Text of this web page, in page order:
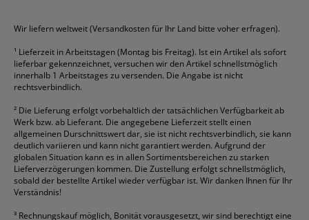
HP
alle Marken anzeigen
Wir liefern weltweit (Versandkosten für Ihr Land bitte voher erfragen).
¹ Lieferzeit in Arbeitstagen (Montag bis Freitag). Ist ein Artikel als sofort
lieferbar gekennzeichnet, versuchen wir den Artikel schnellstmöglich
innerhalb 1 Arbeitstages zu versenden. Die Angabe ist nicht
rechtsverbindlich.
² Die Lieferung erfolgt vorbehaltlich der tatsächlichen Verfügbarkeit ab
Werk bzw. ab Lieferant. Die angegebene Lieferzeit stellt einen
allgemeinen Durschnittswert dar, sie ist nicht rechtsverbindlich, sie kann
deutlich variieren und kann nicht garantiert werden. Aufgrund der
globalen Situation kann es in allen Sortimentsbereichen zu starken
Lieferverzögerungen kommen. Die Zustellung erfolgt schnellstmöglich,
sobald der bestellte Artikel wieder verfügbar ist. Wir danken Ihnen für Ihr
Verständnis!
³ Rechnungskauf möglich, Bonität vorausgesetzt, wir sind berechtigt eine